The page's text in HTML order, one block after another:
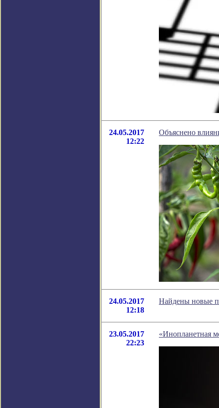
24.05.2017
12:22
Объяснено
24.05.2017
12:18
Найдены новые
23.05.2017
22:23
«Инопланетная